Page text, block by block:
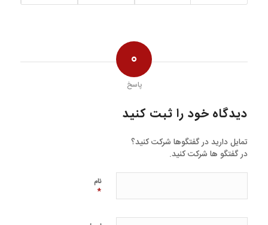
0
پاسخ
دیدگاه خود را ثبت کنید
تمایل دارید در گفتگوها شرکت کنید؟
در گفتگو ها شرکت کنید.
نام
*